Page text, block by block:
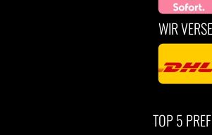
WIR
TOP 5